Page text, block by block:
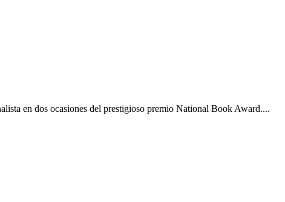
en dos ocasiones del prestigioso premio National Book Award....